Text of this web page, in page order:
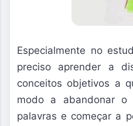
Especialmente no
preciso aprender a
conceitos objetivos a
modo a abandonar
palavras e começar a